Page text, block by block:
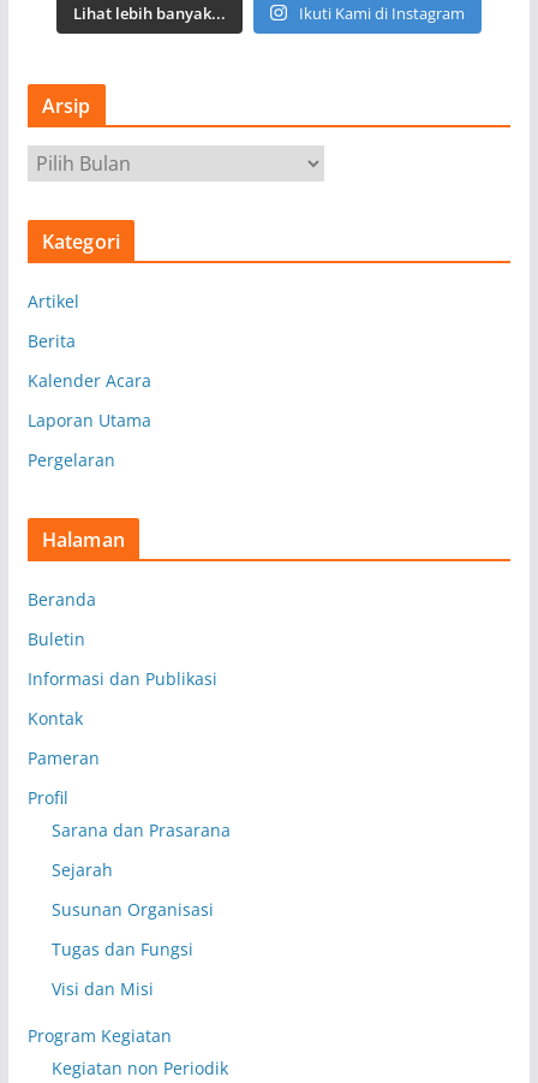
Lihat lebih banyak... Ikuti Kami di Instagram
Arsip
r
s
Kategori
Artikel
Berita
Kalender Acara
Laporan Utama
Pergelaran
Halaman
Beranda
Buletin
Informasi dan Publikasi
Kontak
Pameran
Profil
Sarana dan Prasarana
Sejarah
Susunan Organisasi
Tugas dan Fungsi
Visi dan Misi
Program Kegiatan
Kegiatan non Periodik